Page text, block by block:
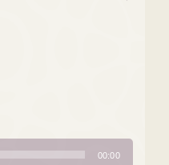
00:00